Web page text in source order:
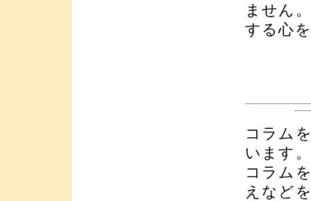
ません
する心
コラム
います。
コラム
えなど